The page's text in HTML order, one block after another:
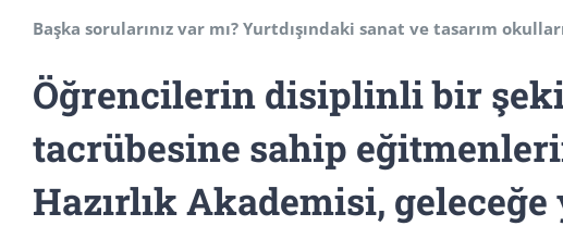
Başka sorularınız var mı? Yurtdışındaki sanat ve tasarım
Öğrencilerin disiplinli bir
tacrübesine sahip
Hazırlık Akademisi,